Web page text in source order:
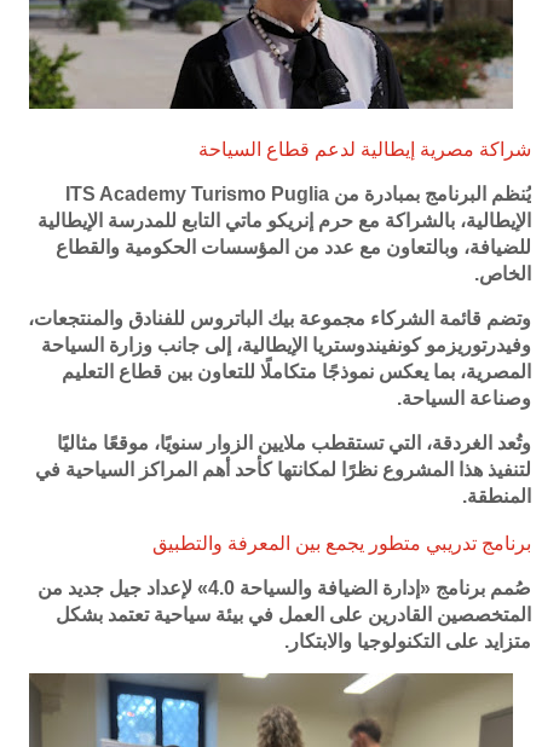
شراكة مصرية إيطالية لدعم قطاع السياحة
يُنظم البرنامج بمبادرة من ITS Academy Turismo Puglia
الإيطالية، بالشراكة مع حرم إنريكو ماتي التابع للمدرسة الإيطالية
للضيافة، وبالتعاون مع عدد من المؤسسات الحكومية والقطاع
الخاص.
وتضم قائمة الشركاء مجموعة بيك الباتروس للفنادق والمنتجعات،
وفيدرتوريزمو كونفيندوستريا الإيطالية، إلى جانب وزارة السياحة
المصرية، بما يعكس نموذجًا متكاملًا للتعاون بين قطاع التعليم
وصناعة السياحة.
وتُعد الغردقة، التي تستقطب ملايين الزوار سنويًا، موقعًا مثاليًا
لتنفيذ هذا المشروع نظرًا لمكانتها كأحد أهم المراكز السياحية في
المنطقة.
برنامج تدريبي متطور يجمع بين المعرفة والتطبيق
صُمم برنامج «إدارة الضيافة والسياحة 4.0» لإعداد جيل جديد من
المتخصصين القادرين على العمل في بيئة سياحية تعتمد بشكل
متزايد على التكنولوجيا والابتكار.